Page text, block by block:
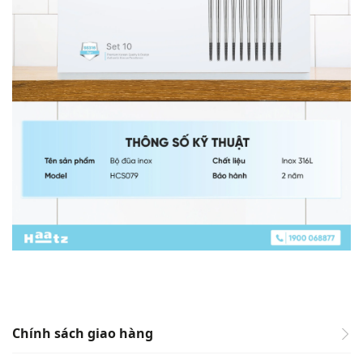
Chính sách giao hàng